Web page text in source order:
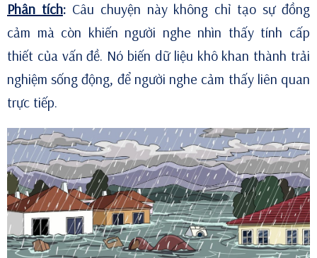
Phân tích:Câu chuyện này không chỉ tạo sự đồng
cảm mà còn khiến người nghe nhìn thấy tính cấp
thiết của vấn đề. Nó biến dữ liệu khô khan thành trải
nghiệm sống động, để người nghe cảm thấy liên quan
trực tiếp.